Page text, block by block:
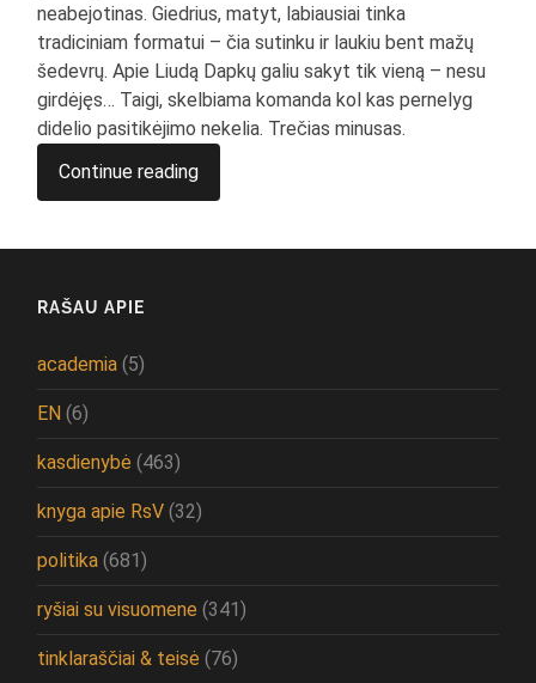
neabejotinas. Giedrius, matyt, labiausiai tinka
tradiciniam formatui – čia sutinku ir laukiu bent mažų
šedevrų. Apie Liudą Dapkų galiu sakyt tik vieną – nesu
girdėjęs… Taigi, skelbiama komanda kol kas pernelyg
didelio pasitikėjimo nekelia. Trečias minusas.
Continue reading
RAŠAU APIE
academia (5)
EN (6)
kasdienybė (463)
knyga apie RsV (32)
politika (681)
ryšiai su visuomene (341)
tinklaraščiai & teisė (76)